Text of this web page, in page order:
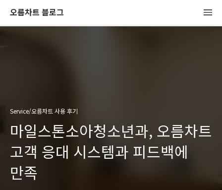
오름차트 블로그
Service/오름차트 사용 후기
마일스톤소아청소년과, 오름차트
고객 응대 시스템과 피드백에
만족